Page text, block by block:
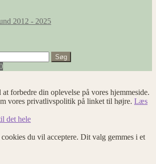
2012 - 2025
Søg
forbedre din oplevelse på vores hjemmeside.
vores privatlivspolitik på linket til højre. Læs
det hele
du vil acceptere. Dit valg gemmes i et